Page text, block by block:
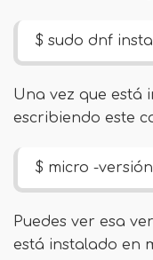
$ sudo dnf
Una vez que está
escribiendo este
$ micro -versión
Puedes ver esa
está instalado en